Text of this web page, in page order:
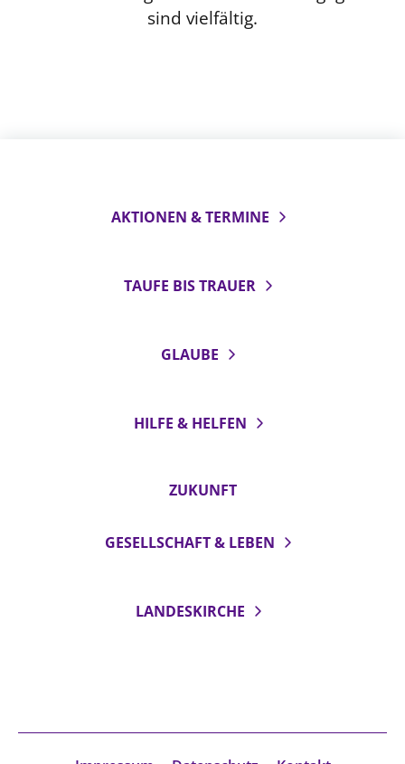
sind vielfältig.
AKTIONEN & TERMINE
TAUFE BIS TRAUER
GLAUBE
HILFE & HELFEN
ZUKUNFT
GESELLSCHAFT & LEBEN
LANDESKIRCHE